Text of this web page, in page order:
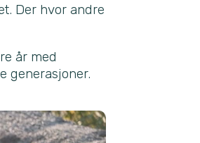
Der hvor andre
år med
generasjoner.